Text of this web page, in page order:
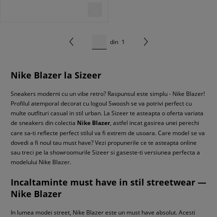
din 1
Nike Blazer la Sizeer
Sneakers moderni cu un vibe retro? Raspunsul este simplu - Nike Blazer!
Profilul atemporal decorat cu logoul Swoosh se va potrivi perfect cu
multe outfituri casual in stil urban. La Sizeer te asteapta o oferta variata
de sneakers din colectia Nike Blazer , astfel incat gasirea unei perechi
care sa-ti reflecte perfect stilul va fi extrem de usoara. Care model se va
dovedi a fi noul tau must have? Vezi propunerile ce te asteapta online
sau treci pe la showroomurile Sizeer si gaseste-ti versiunea perfecta a
modelului Nike Blazer.
Incaltaminte must have in stil streetwear —
Nike Blazer
In lumea modei street, Nike Blazer este un must have absolut. Acesti